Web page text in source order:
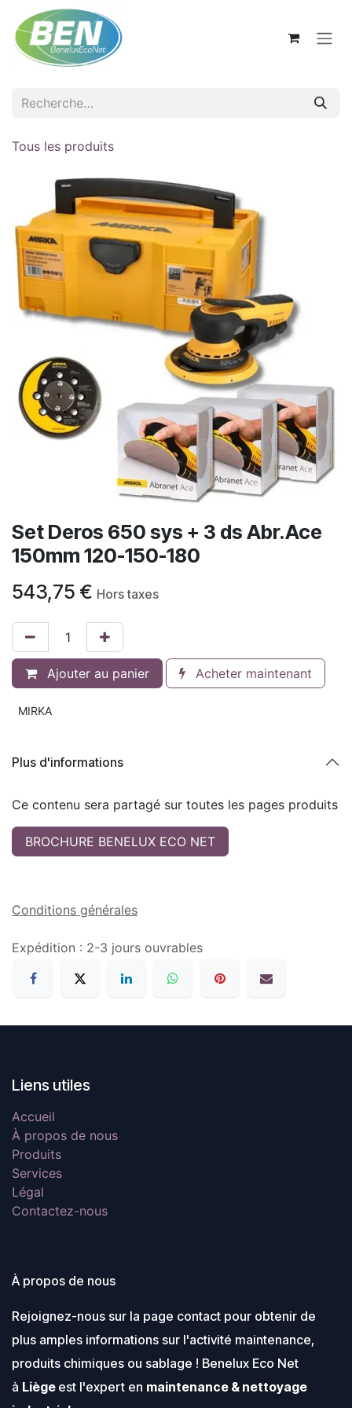
Se rendre au contenu
Tous les produits
Set Deros 650 sys + 3 ds Abr.Ace
150mm 120-150-180
543,75 € Hors taxes
Ajouter au panier Acheter maintenant
MIRKA
Plus d'informations
Ce contenu sera partagé sur toutes les pages produits
BROCHURE BENELUX ECO NET
Conditions générales
Expédition : 2-3 jours ouvrables
Liens utiles
Accueil
À propos de nous
Produits
Services
Légal
Contactez-nous
À propos de nous
Rejoignez-nous sur la page contact pour obtenir de
plus amples informations sur l'activité maintenance,
produits chimiques ou sablage ! Benelux Eco Net
à Liège est l'expert en maintenance & nettoyage